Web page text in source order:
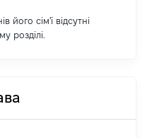
його сім'ї відсутні
розділі.